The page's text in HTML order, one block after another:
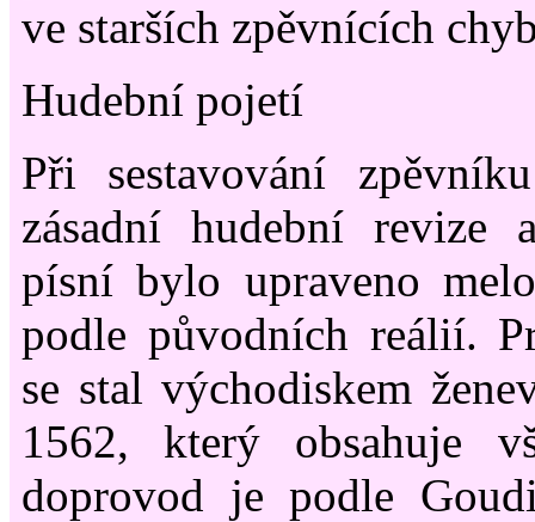
ve starších zpěvnících
Hudební pojetí
Při sestavování
zásadní hudební revize
písní bylo upraveno
podle původních reálií.
se stal východiskem
1562, který obsahuje
doprovod je podle